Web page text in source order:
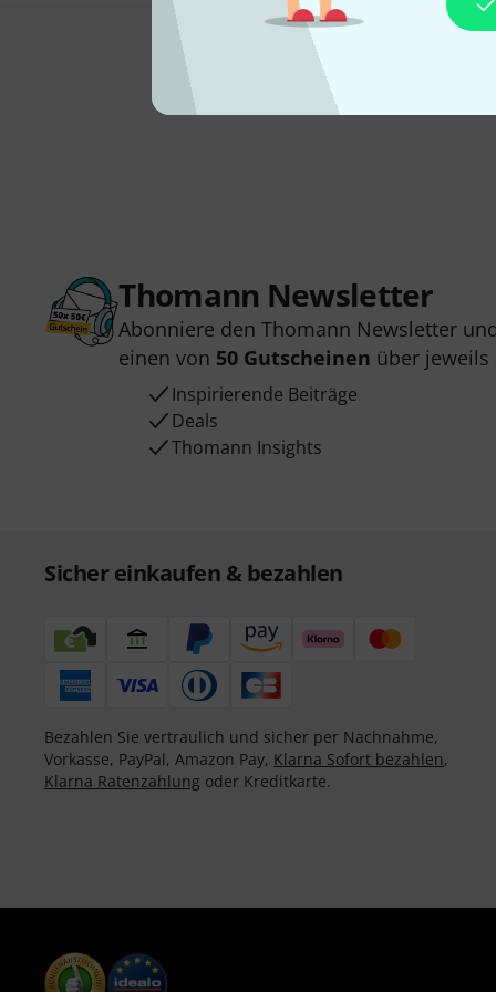
Thomann Newsletter
Abonniere den Thomann Newsletter
einen von 50 Gutscheinen über jeweils
Inspirierende Beiträge
Deals
Thomann Insights
Sicher einkaufen & bezahlen
Bezahlen Sie vertraulich und sicher per Nachnahme,
Vorkasse, PayPal, Amazon Pay, Klarna Sofort bezahlen,
Klarna Ratenzahlung oder Kreditkarte.